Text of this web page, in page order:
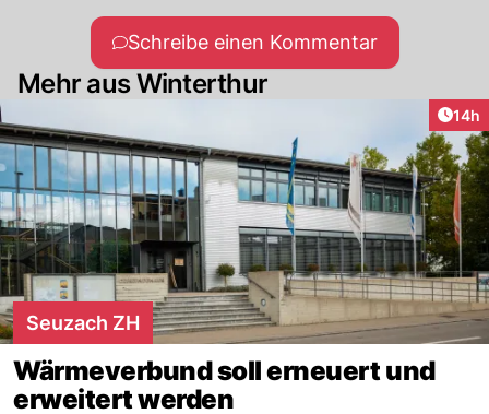
Schreibe einen Kommentar
Mehr aus Winterthur
14h
Seuzach ZH
Wärmeverbund soll erneuert und
erweitert werden